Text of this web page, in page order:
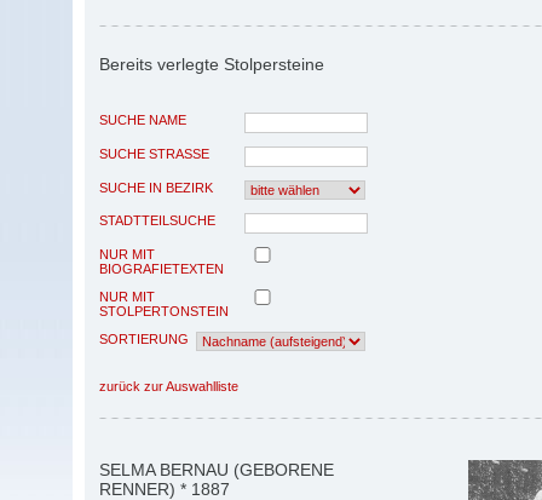
Bereits verlegte Stolpersteine
SUCHE NAME
SUCHE STRASSE
SUCHE IN BEZIRK
STADTTEILSUCHE
NUR MIT
BIOGRAFIETEXTEN
NUR MIT
STOLPERTONSTEIN
SORTIERUNG
zurück zur Auswahlliste
SELMA BERNAU (GEBORENE
RENNER) * 1887